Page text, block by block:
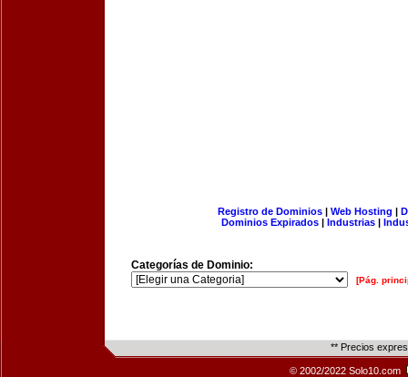
Registro de Dominios| Web Hosting |
Dominios Expirados | Industrias |
Categorías de Dominio:
[Pág.
** Precios
© 2002/2022 Solo10.com